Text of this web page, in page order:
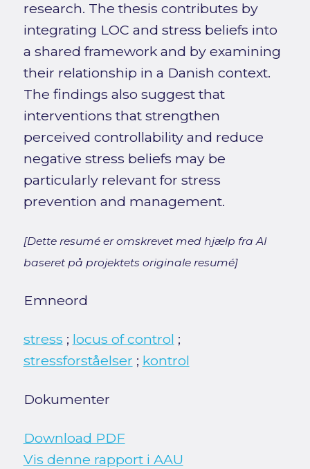
research. The thesis contributes by
integrating LOC and stress beliefs into
a shared framework and by examining
their relationship in a Danish context.
The findings also suggest that
interventions that strengthen
perceived controllability and reduce
negative stress beliefs may be
particularly relevant for stress
prevention and management.
[Dette resumé er omskrevet med hjælp fra AI
baseret på projektets originale resumé]
Emneord
stress ; locus of control ;
stressforståelser ; kontrol
Dokumenter
Download PDF
Vis denne rapport i AAU